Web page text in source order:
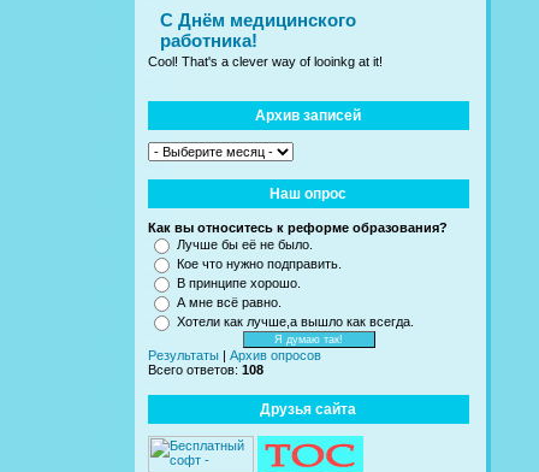
C Днём медицинского
работника!
Cool! That's a clever way of looinkg at it!
Архив записей
Наш опрос
Как вы относитесь к реформе образования?
Лучше бы её не было.
Кое что нужно подправить.
В принципе хорошо.
А мне всё равно.
Хотели как лучше,а вышло как всегда.
Результаты
Архив опросов
Всего ответов: 108
Друзья сайта